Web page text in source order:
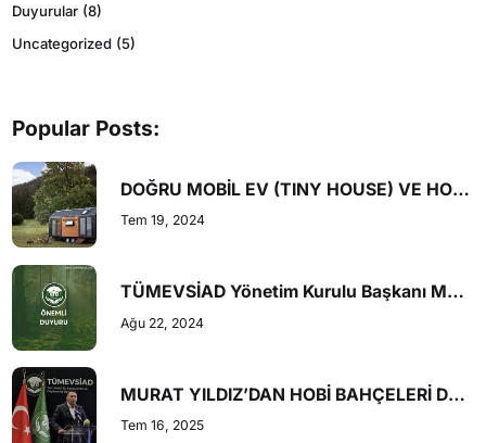
Duyurular(8)
Uncategorized(5)
Popular Posts:
DOĞRU MOBİL EV (TINY HOUSE) VE HOBİ BAHÇESİ NASIL OLMALI?
Tem 19, 2024
TÜMEVSİAD Yönetim Kurulu Başkanı Murat Yıldız’dan Dernek Üyelerimize ve Sektör Temsilcilerine Önemli Açıklama
Ağu 22, 2024
MURAT YILDIZ’DAN HOBİ BAHÇELERİ DÜZENLEMESİNE DESTEK
Tem 16, 2025